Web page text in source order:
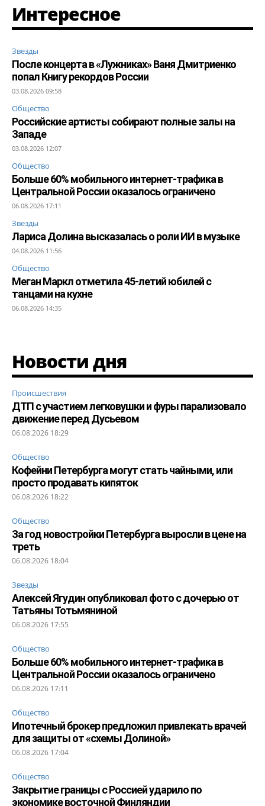
Интересное
Звезды
После концерта в «Лужниках» Ваня Дмитриенко
попал Книгу рекордов России
03.08.2026 09:58
Общество
Российские артисты собирают полные залы на
Западе
03.08.2026 12:07
Общество
Больше 60% мобильного интернет-трафика в
Центральной России оказалось ограничено
06.08.2026 17:11
Звезды
Лариса Долина высказалась о роли ИИ в музыке
04.08.2026 11:56
Общество
Меган Маркл отметила 45-летий юбилей с
танцами на кухне
06.08.2026 14:35
Новости дня
Происшествия
ДТП с участием легковушки и фуры парализовало
движение перед Дусьевом
06.08.2026 18:29
Общество
Кофейни Петербурга могут стать чайными, или
просто продавать кипяток
06.08.2026 18:22
Общество
За год новостройки Петербурга выросли в цене на
треть
06.08.2026 18:04
Звезды
Алексей Ягудин опубликовал фото с дочерью от
Татьяны Тотьмяниной
06.08.2026 17:55
Общество
Больше 60% мобильного интернет-трафика в
Центральной России оказалось ограничено
06.08.2026 17:11
Общество
Ипотечный брокер предложил привлекать врачей
для защиты от «схемы Долиной»
06.08.2026 17:04
Общество
Закрытие границы с Россией ударило по
экономике восточной Финляндии